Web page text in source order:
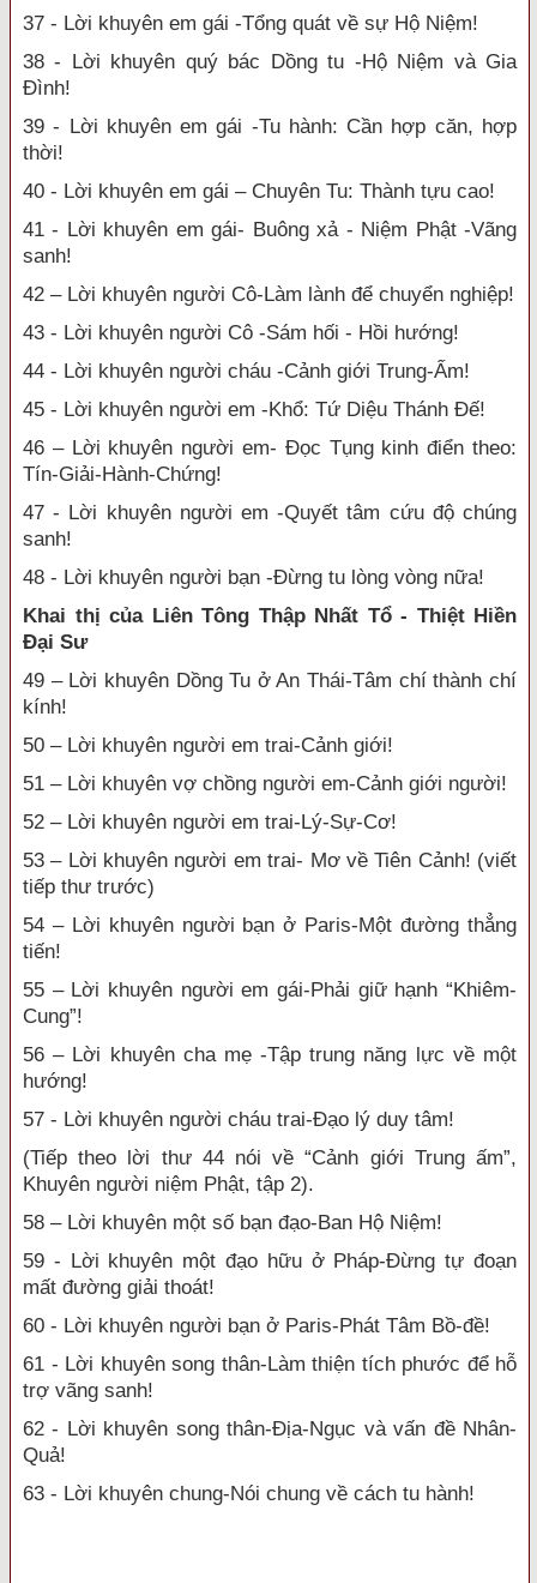
37 - Lời khuyên em gái -Tổng quát về sự Hộ Niệm!
38 - Lời khuyên quý bác Dồng tu -Hộ Niệm và Gia
Đình!
39 - Lời khuyên em gái -Tu hành: Cần hợp căn, hợp
thời!
40 - Lời khuyên em gái – Chuyên Tu: Thành tựu cao!
41 - Lời khuyên em gái- Buông xả - Niệm Phật -Vãng
sanh!
42 – Lời khuyên người Cô-Làm lành để chuyển nghiệp!
43 - Lời khuyên người Cô -Sám hối - Hồi hướng!
44 - Lời khuyên người cháu -Cảnh giới Trung-Ấm!
45 - Lời khuyên người em -Khổ: Tứ Diệu Thánh Đế!
46 – Lời khuyên người em- Đọc Tụng kinh điển theo:
Tín-Giải-Hành-Chứng!
47 - Lời khuyên người em -Quyết tâm cứu độ chúng
sanh!
48 - Lời khuyên người bạn -Đừng tu lòng vòng nữa!
Khai thị của Liên Tông Thập Nhất Tổ - Thiệt Hiền
Đại Sư
49 – Lời khuyên Dồng Tu ở An Thái-Tâm chí thành chí
kính!
50 – Lời khuyên người em trai-Cảnh giới!
51 – Lời khuyên vợ chồng người em-Cảnh giới người!
52 – Lời khuyên người em trai-Lý-Sự-Cơ!
53 – Lời khuyên người em trai- Mơ về Tiên Cảnh! (viết
tiếp thư trước)
54 – Lời khuyên người bạn ở Paris-Một đường thẳng
tiến!
55 – Lời khuyên người em gái-Phải giữ hạnh “Khiêm-
Cung”!
56 – Lời khuyên cha mẹ -Tập trung năng lực về một
hướng!
57 - Lời khuyên người cháu trai-Đạo lý duy tâm!
(Tiếp theo lời thư 44 nói về “Cảnh giới Trung ấm”,
Khuyên người niệm Phật, tập 2).
58 – Lời khuyên một số bạn đạo-Ban Hộ Niệm!
59 - Lời khuyên một đạo hữu ở Pháp-Đừng tự đoạn
mất đường giải thoát!
60 - Lời khuyên người bạn ở Paris-Phát Tâm Bồ-đề!
61 - Lời khuyên song thân-Làm thiện tích phước để hỗ
trợ vãng sanh!
62 - Lời khuyên song thân-Địa-Ngục và vấn đề Nhân-
Quả!
63 - Lời khuyên chung-Nói chung về cách tu hành!